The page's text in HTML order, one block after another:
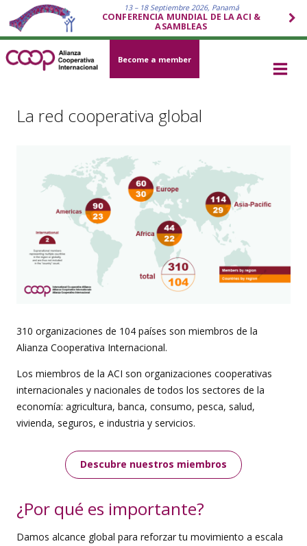
13 – 18 Septiembre 2026, Panamá
CONFERENCIA MUNDIAL DE LA ACI &
ASAMBLEAS
Become a member
La red cooperativa global
310 organizaciones de 104 países son miembros de la
Alianza Cooperativa Internacional.
Los miembros de la ACI son organizaciones cooperativas
internacionales y nacionales de todos los sectores de la
economía: agricultura, banca, consumo, pesca, salud,
vivienda, seguros, e industria y servicios.
Descubre nuestros miembros
¿Por qué es importante?
Damos alcance global para reforzar tu movimiento a escala